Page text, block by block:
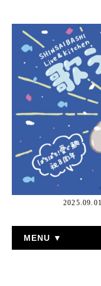
MENU ▼